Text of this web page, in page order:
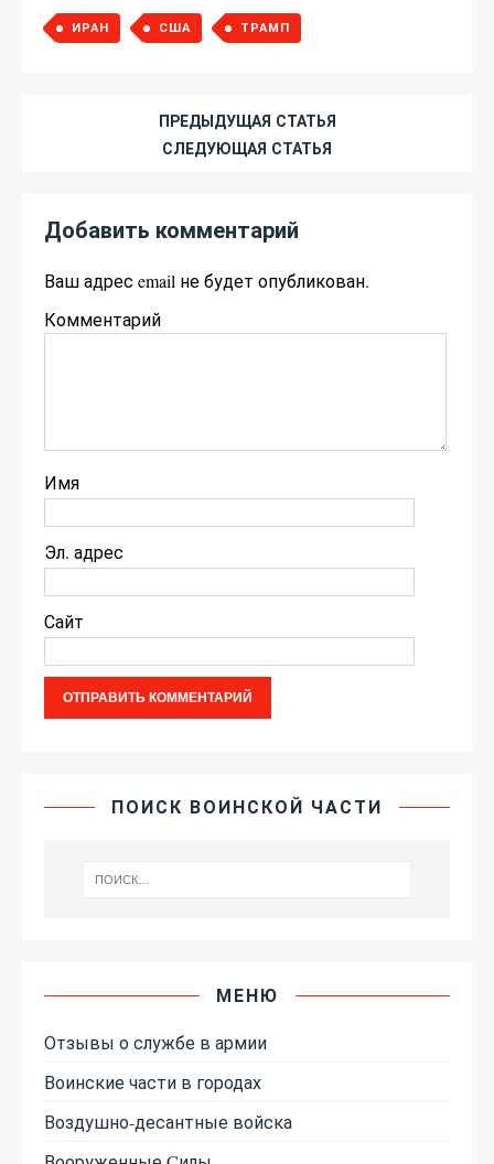
ИРАН США ТРАМП
ПРЕДЫДУЩАЯ СТАТЬЯ
СЛЕДУЮЩАЯ СТАТЬЯ
Добавить комментарий
Ваш адрес email не будет опубликован.
Комментарий
Имя
Эл. адрес
Сайт
ПОИСК ВОИНСКОЙ ЧАСТИ
МЕНЮ
Отзывы о службе в армии
Воинские части в городах
Воздушно-десантные войска